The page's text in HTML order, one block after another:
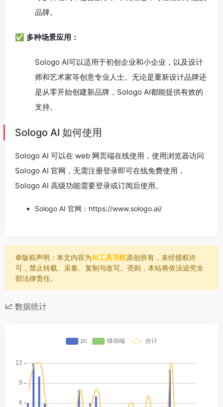
品牌。
✅ 多种场景应用：
Sologo AI可以适用于初创企业和小企业，以及设计
师和艺术家等创意专业人士。无论是重新设计品牌还
是从零开始创建新品牌，Sologo AI都能提供有效的
支持。
Sologo AI 如何使用
Sologo AI 可以在 web 网页端在线使用，使用浏览器访问
Sologo AI 官网，无需注册登录即可在线免费使用，
Sologo AI 高级功能需要登录或订阅后使用。
Sologo AI 官网：https://www.sologo.ai/
©️版权声明：本文内容为AI工具导航原创所有，未经授权许
可，禁止转载、采集、复制与改写。否则，本站将依法追究全
部法律责任。
数据统计